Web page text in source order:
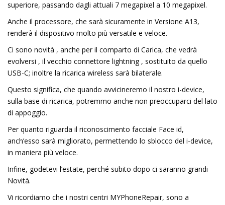
superiore, passando dagli attuali 7 megapixel a 10 megapixel.
Anche il processore, che sarà sicuramente in Versione A13,
renderà il dispositivo molto più versatile e veloce.
Ci sono novità , anche per il comparto di Carica, che vedrà
evolversi , il vecchio connettore lightning , sostituito da quello
USB-C; inoltre la ricarica wireless sarà bilaterale.
Questo significa, che quando avvicineremo il nostro i-device,
sulla base di ricarica, potremmo anche non preoccuparci del lato
di appoggio.
Per quanto riguarda il riconoscimento facciale Face id,
anch’esso sarà migliorato, permettendo lo sblocco del i-device,
in maniera più veloce.
Infine, godetevi l’estate, perché subito dopo ci saranno grandi
Novità.
Vi ricordiamo che i nostri centri MYPhoneRepair, sono a